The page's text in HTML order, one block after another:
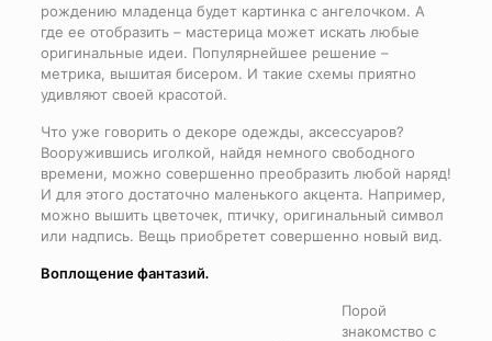
рождению младенца будет картинка с ангелочком. А
где ее отобразить – мастерица может искать любые
оригинальные идеи. Популярнейшее решение –
метрика, вышитая бисером. И такие схемы приятно
удивляют своей красотой.
Что уже говорить о декоре одежды, аксессуаров?
Вооружившись иголкой, найдя немного свободного
времени, можно совершенно преобразить любой наряд!
И для этого достаточно маленького акцента. Например,
можно вышить цветочек, птичку, оригинальный символ
или надпись. Вещь приобретет совершенно новый вид.
Воплощение фантазий.
Порой
знакомство с